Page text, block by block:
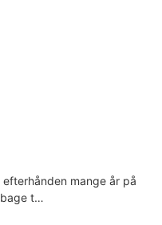
mange år på
t…